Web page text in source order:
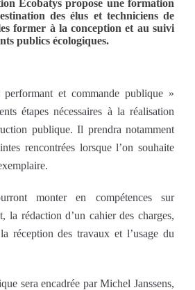
Écobatys propose une formation
des élus et techniciens de
former à la conception et au suivi
publics écologiques.
et commande publique »
étapes nécessaires à la réalisation
publique. Il prendra notamment
rencontrées lorsque l’on souhaite
monter en compétences sur
la rédaction d’un cahier des charges,
réception des travaux et l’usage du
sera encadrée par Michel Janssens,